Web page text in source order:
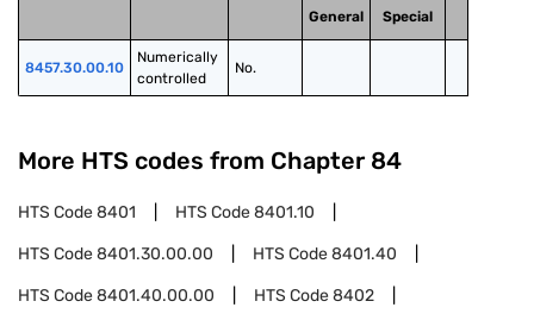
General
Special
8457.30.00.10
Numerically
controlled
No.
More HTS codes from Chapter 84
HTS Code8401 HTS Code8401.10
HTS Code8401.30.00.00 HTS Code8401.40
HTS Code8401.40.00.00 HTS Code8402